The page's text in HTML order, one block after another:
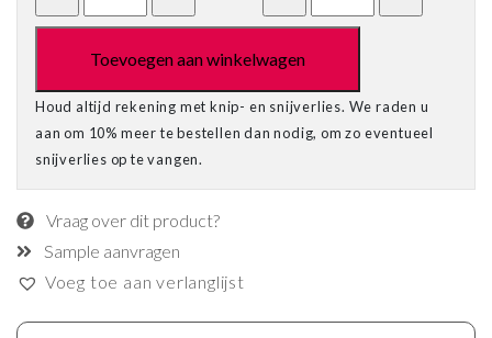
Toevoegen aan winkelwagen
Houd altijd rekening met knip- en snijverlies. We raden u
aan om 10% meer te bestellen dan nodig, om zo eventueel
snijverlies op te vangen.
Vraag over dit product?
Sample aanvragen
Voeg toe aan verlanglijst